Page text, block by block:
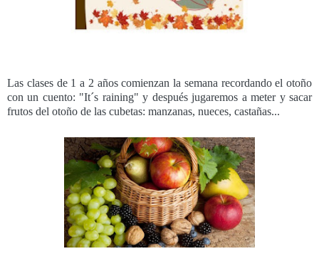
Las clases de 1 a 2 años comienzan la semana recordando el otoño
con un cuento: "It´s raining" y después jugaremos a meter y sacar
frutos del otoño de las cubetas: manzanas, nueces, castañas...